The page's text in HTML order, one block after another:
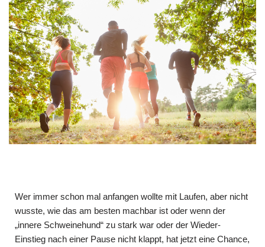
Wer immer schon mal anfangen wollte mit Laufen, aber nicht
wusste, wie das am besten machbar ist oder wenn der
„innere Schweinehund“ zu stark war oder der Wieder-
Einstieg nach einer Pause nicht klappt, hat jetzt eine Chance,